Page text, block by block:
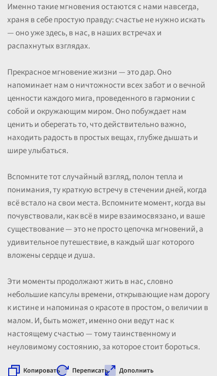
Именно такие мгновения остаются с нами навсегда,
храня в себе простую правду: счастье не нужно искать
— оно уже здесь, в нас, в наших встречах и
распахнутых взглядах.
Прекрасное мгновение жизни — это дар. Оно
напоминает нам о ничтожности всех забот и о вечной
ценности каждого мига, проведенного в гармонии с
собой и окружающим миром. Оно побуждает нам
ценить и оберегать то, что действительно важно,
находить радость в простых вещах, глубже дышать и
шире улыбаться.
Вспомните тот случайный взгляд, полон тепла и
понимания, ту краткую встречу в стечении дней, когда
всё встало на свои места. Вспомните момент, когда вы
почувствовали, как всё в мире взаимосвязано, и ваше
существование — это не просто цепочка мгновений, а
удивительное путешествие, в каждый шаг которого
вложены сердце и душа.
Эти моменты продолжают жить в нас, словно
небольшие капсулы времени, открывающие нам дорогу
к истине и напоминая о красоте в простом, о величии в
малом. И, быть может, именно они ведут нас к
настоящему счастью — тому таинственному и
неуловимому состоянию, за которое стоит бороться.
Копировать Переписать Дополнить